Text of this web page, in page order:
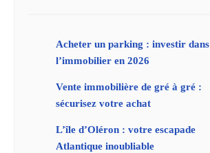
Acheter un parking : investir dans
l’immobilier en 2026
Vente immobilière de gré à gré :
sécurisez votre achat
L’île d’Oléron : votre escapade
Atlantique inoubliable